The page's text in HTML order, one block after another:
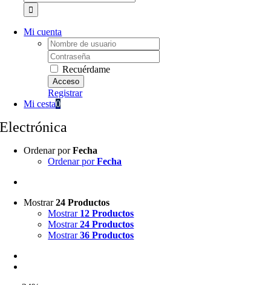
Mi cuenta
Username:
Password:
Recuérdame
Registrar
Mi cesta0
Electrónica
Ordenar porFecha
Ordenar porFecha
Mostrar24 Productos
Mostrar 12 Productos
Mostrar24 Productos
Mostrar36 Productos